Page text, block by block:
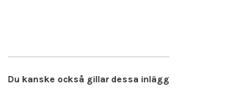
Du kanske också gillar dessa inlägg